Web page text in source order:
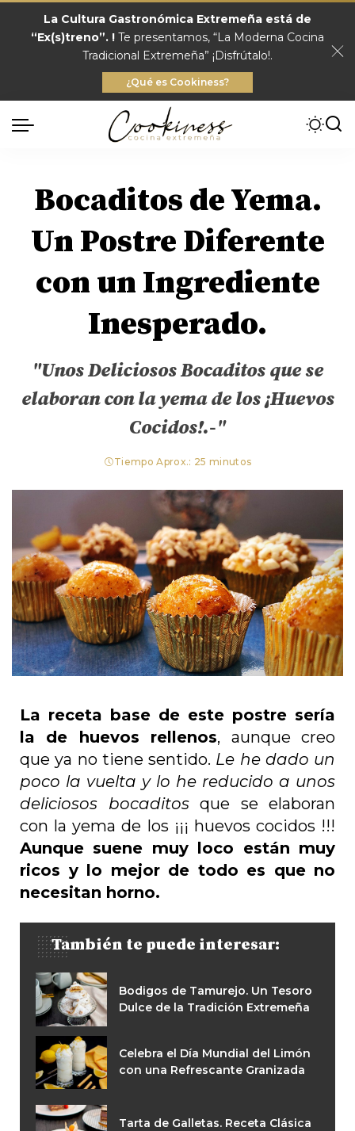
La Cultura Gastronómica Extremeña está de
“Ex(s)treno”. ! Te presentamos, “La Moderna Cocina
Tradicional Extremeña” ¡Disfrútalo!.
¿Qué es Cookiness?
Bocaditos de Yema.
Un Postre Diferente
con un Ingrediente
Inesperado.
"Unos Deliciosos Bocaditos que se
elaboran con la yema de los ¡Huevos
Cocidos!.-"
Tiempo Aprox.: 25 minutos
La receta base de este postre sería
la de huevos rellenos, aunque creo
que ya no tiene sentido. Le he dado un
poco la vuelta y lo he reducido a unos
deliciosos bocaditosque se elaboran
con la yema de los ¡¡¡ huevos cocidos !!!
Aunque suene muy loco están muy
ricos y lo mejor de todo es que no
necesitan horno.
También te puede interesar:
Bodigos de Tamurejo. Un Tesoro
Dulce de la Tradición Extremeña
Celebra el Día Mundial del Limón
con una Refrescante Granizada
Tarta de Galletas. Receta Clásica